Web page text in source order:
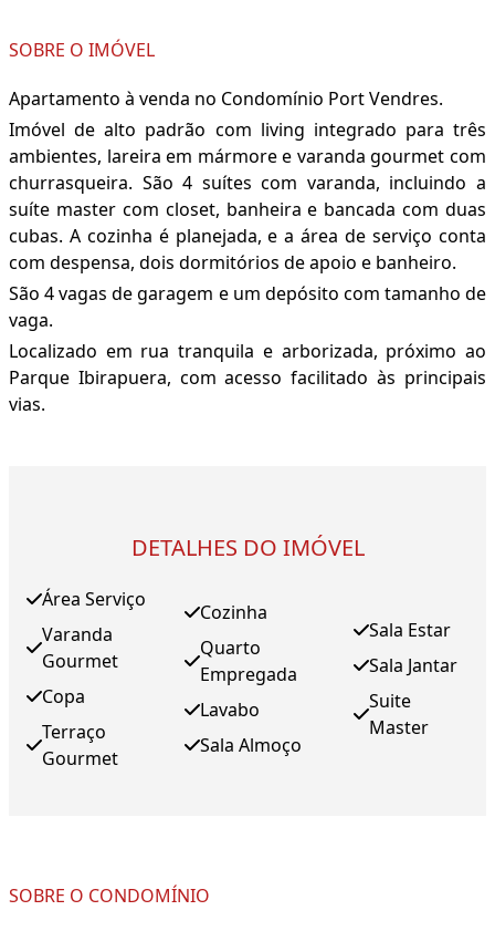
SOBRE O IMÓVEL
Apartamento à venda no Condomínio Port Vendres.
Imóvel de alto padrão com living integrado para três
ambientes, lareira em mármore e varanda gourmet com
churrasqueira. São 4 suítes com varanda, incluindo a
suíte master com closet, banheira e bancada com duas
cubas. A cozinha é planejada, e a área de serviço conta
com despensa, dois dormitórios de apoio e banheiro.
São 4 vagas de garagem e um depósito com tamanho de
vaga.
Localizado em rua tranquila e arborizada, próximo ao
Parque Ibirapuera, com acesso facilitado às principais
vias.
DETALHES DO IMÓVEL
Área Serviço
Varanda
Gourmet
Copa
Terraço
Gourmet
Cozinha
Quarto
Empregada
Lavabo
Sala Almoço
Sala Estar
Sala Jantar
Suite
Master
SOBRE O CONDOMÍNIO